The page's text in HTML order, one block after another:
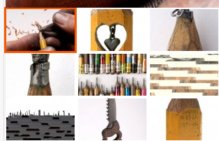
Name:
E-Mail-Adresse (optional):
Kommentar:
Alle HTML-Tags außer <br>, <strike> und <i> werden aus
URLs werden automatisch umgewandelt. Bitte verwende "www."